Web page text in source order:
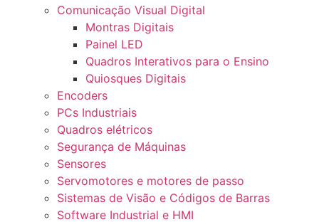
Comunicação Visual Digital
Montras Digitais
Painel LED
Quadros Interativos para o Ensino
Quiosques Digitais
Encoders
PCs Industriais
Quadros elétricos
Segurança de Máquinas
Sensores
Servomotores e motores de passo
Sistemas de Visão e Códigos de Barras
Software Industrial e HMI